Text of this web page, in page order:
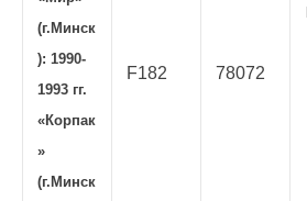
(г.Минск
): 1990-
1993 гг.
«Корпак
»
(г.Минск
F182 78072